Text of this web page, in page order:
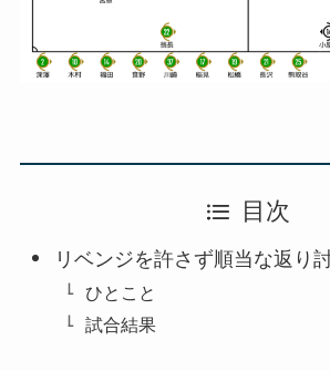
目次
リベンジを許さず順当な返り
ひとこと
試合結果